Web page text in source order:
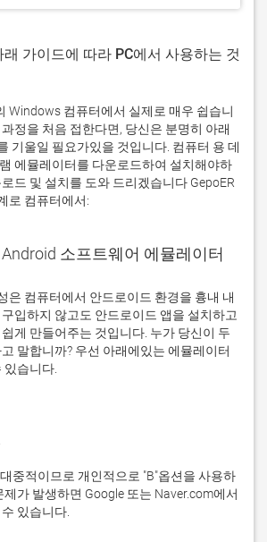
가이드에 따라 PC에서 사용하는 것
Windows 컴퓨터에서 실제로 매우 쉽습니
정을 처음 접한다면, 당신은 분명히 아래
기울일 필요가있을 것입니다. 컴퓨터 용 데
에뮬레이터를 다운로드하여 설치해야하
드 및 설치를 도와 드리겠습니다 GepoER
로 컴퓨터에서:
소프트웨어 에뮬레이터
은 컴퓨터에서 안드로이드 환경을 흉내 내
입하지 않고도 안드로이드 앱을 설치하고
게 만들어주는 것입니다. 누가 당신이 두
말합니까? 우선 아래에있는 에뮬레이터
제가 발생하면 Google 또는 Naver.com에서
있습니다.